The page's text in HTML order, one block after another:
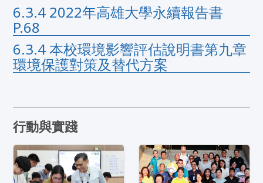
6.3.4 2022年高雄大學永續報告書
P.68
6.3.4 本校環境影響評估說明書第九章
環境保護對策及替代方案
行動與實踐